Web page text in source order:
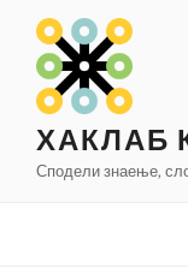
содржината
ХАКЛАБ
Сподели знаење,